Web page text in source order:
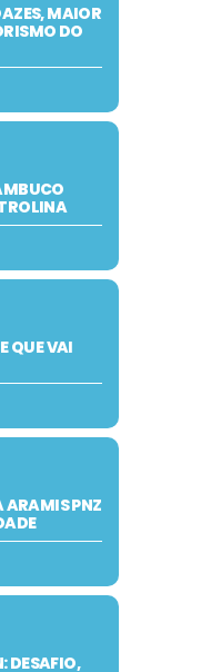
MAIOR
DO
QUE VAI
ARAMIS PNZ
DESAFIO,